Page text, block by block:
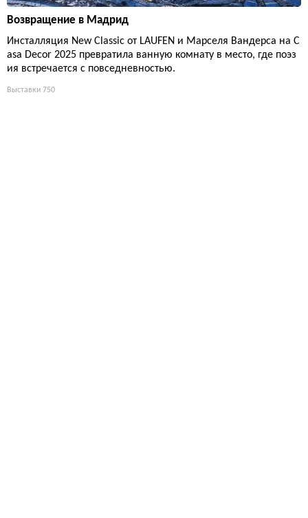
Возвращение в Мадрид
Инсталляция New Classic от LAUFEN и Марселя Вандерса на C
asa Decor 2025 превратила ванную комнату в место, где поэз
ия встречается с повседневностью.
Выставки 750